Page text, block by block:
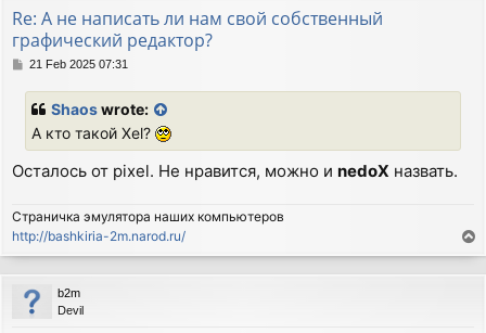
Re: А не написать ли нам свой собственный
графический редактор?
P21 Feb 2025 07:31
Shaoswrote:
А кто такой Xel?
Осталось от pixel. Не нравится, можно и nedoX назвать.
Страничка эмулятора наших компьютеров
http://bashkiria-2m.narod.ru/
o
p
b2m
Devil